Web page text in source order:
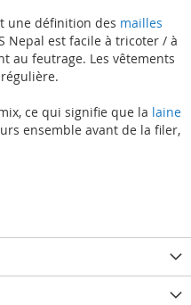
une définition des mailles
Nepal est facile à tricoter / à
au feutrage. Les vêtements
ce qui signifie que la laine
ensemble avant de la filer,